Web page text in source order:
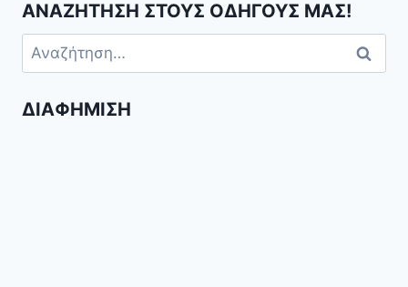
ΑΝΑΖΗΤΗΣΗ ΣΤΟΥΣ ΟΔΗΓΟΥΣ ΜΑΣ!
Αναζήτηση
για:
ΔΙΑΦΉΜΙΣΗ